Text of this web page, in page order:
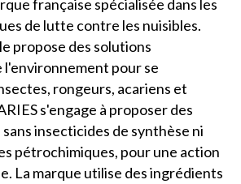
française spécialisée dans les
de lutte contre les nuisibles.
propose des solutions
l'environnement pour se
rongeurs, acariens et
s'engage à proposer des
insecticides de synthèse ni
pétrochimiques, pour une action
La marque utilise des ingrédients